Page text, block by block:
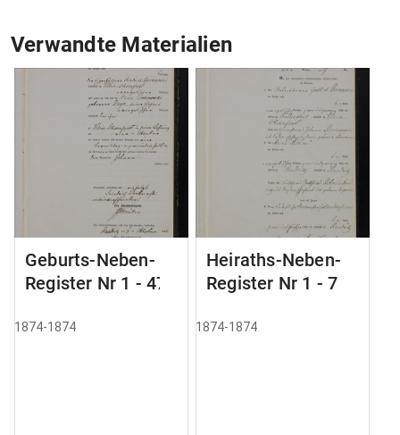
Verwandte Materialien
Geburts-Neben-
Register Nr 1 - 47
1874-1874
Heiraths-Neben-
Register Nr 1 - 7
1874-1874